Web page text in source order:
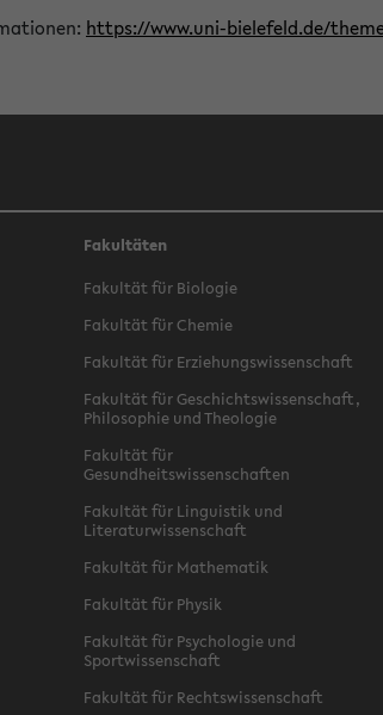
https://www.uni-bielefeld.de/
Fakultäten
Fakultät für Biologie
Fakultät für Chemie
Fakultät für Erziehungswissenschaft
Fakultät für Geschichtswissenschaft,
Philosophie und Theologie
Fakultät für
Gesundheitswissenschaften
Fakultät für Linguistik und
Literaturwissenschaft
Fakultät für Mathematik
Fakultät für Physik
Fakultät für Psychologie und
Sportwissenschaft
Fakultät für Rechtswissenschaft